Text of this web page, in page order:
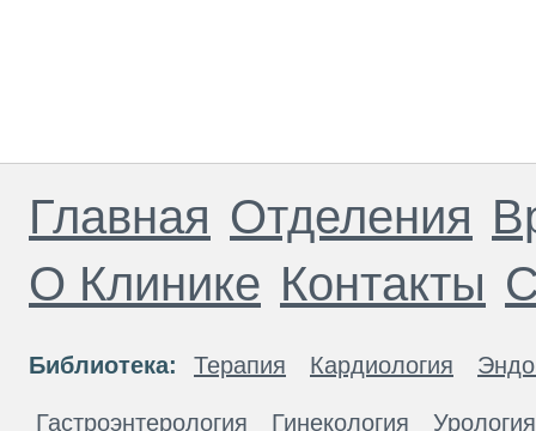
Главная Отделения
О Клинике Контакты
Библиотека: Терапия Кардиология
Гастроэнтерология Гинекология Урология